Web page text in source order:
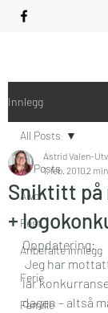
Innlegg
All Posts
Alvor
Fest
Anbefalte innlegg
Ferie
Familie
All Posts
Sniktitt på
+
Astrid Valen-
1. feb. 20102
Oppdatering:
lar
dagen – altså